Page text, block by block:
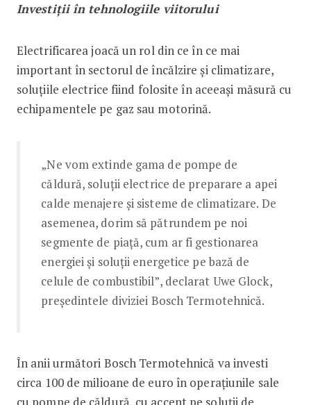
Investiții în tehnologiile viitorului
Electrificarea joacă un rol din ce în ce mai
important în sectorul de încălzire și climatizare,
soluțiile electrice fiind folosite în aceeași măsură cu
echipamentele pe gaz sau motorină.
„Ne vom extinde gama de pompe de
căldură, soluții electrice de preparare a apei
calde menajere și sisteme de climatizare. De
asemenea, dorim să pătrundem pe noi
segmente de piață, cum ar fi gestionarea
energiei și soluții energetice pe bază de
celule de combustibil”, declarat Uwe Glock,
președintele diviziei Bosch Termotehnică.
În anii următori Bosch Termotehnică va investi
circa 100 de milioane de euro în operațiunile sale